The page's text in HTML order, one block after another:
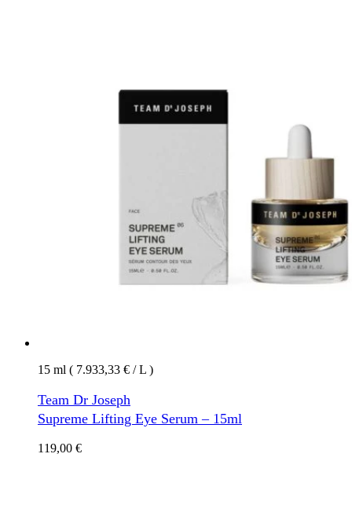
15 ml ( 7.933,33 € / L )
Team Dr Joseph
Supreme Lifting Eye Serum – 15ml
119,00 €